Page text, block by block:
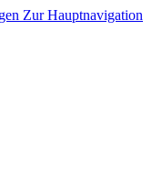
Zur Hauptnavigation